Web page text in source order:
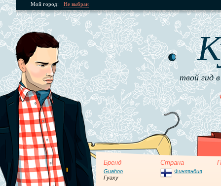
Мой город: Не выбран
твой гид
Бренд Страна
Guahoo
Гуаху
Финляндия